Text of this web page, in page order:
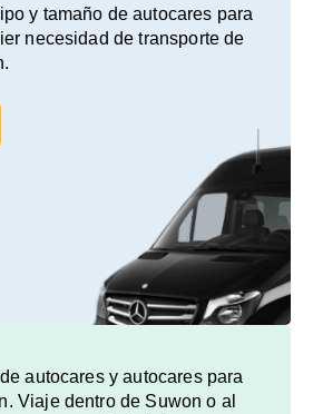
y tamaño de autocares para
necesidad de transporte de
autocares y autocares para
Viaje dentro de Suwon o al